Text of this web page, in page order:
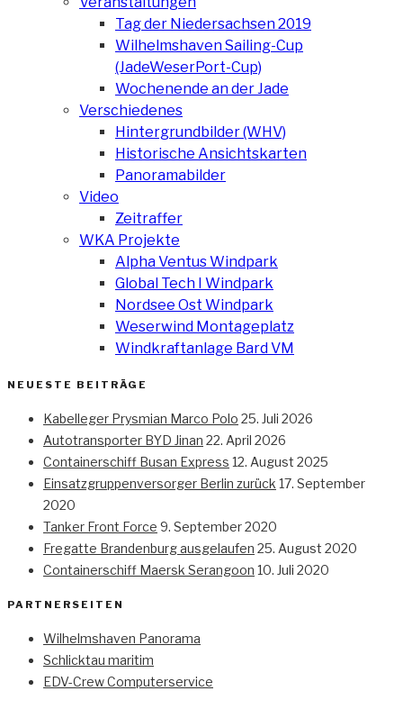
Tag der Niedersachsen 2019
Wilhelmshaven Sailing-Cup
(JadeWeserPort-Cup)
Wochenende an der Jade
Verschiedenes
Hintergrundbilder (WHV)
Historische Ansichtskarten
Panoramabilder
Video
Zeitraffer
WKA Projekte
Alpha Ventus Windpark
Global Tech I Windpark
Nordsee Ost Windpark
Weserwind Montageplatz
Windkraftanlage Bard VM
NEUESTE BEITRÄGE
Kabelleger Prysmian Marco Polo 25. Juli 2026
Autotransporter BYD Jinan 22. April 2026
Containerschiff Busan Express 12. August 2025
Einsatzgruppenversorger Berlin zurück 17. September
2020
Tanker Front Force 9. September 2020
Fregatte Brandenburg ausgelaufen 25. August 2020
Containerschiff Maersk Serangoon 10. Juli 2020
PARTNERSEITEN
Wilhelmshaven Panorama
Schlicktau maritim
EDV-Crew Computerservice